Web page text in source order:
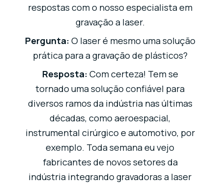
respostas com o nosso especialista em
gravação a laser.
Pergunta: O laser é mesmo uma solução
prática para a gravação de plásticos?
Resposta: Com certeza! Tem se
tornado uma solução confiável para
diversos ramos da indústria nas últimas
décadas, como aeroespacial,
instrumental cirúrgico e automotivo, por
exemplo. Toda semana eu vejo
fabricantes de novos setores da
indústria integrando gravadoras a laser